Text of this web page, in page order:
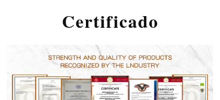
Certificado